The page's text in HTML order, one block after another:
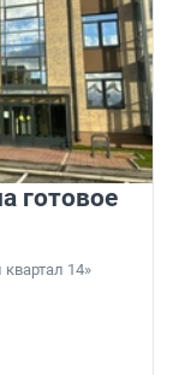
готовое
14»